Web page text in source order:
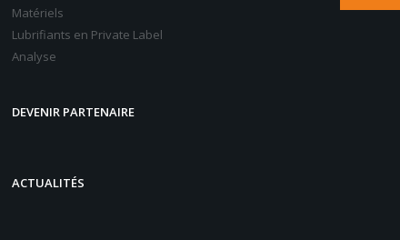
Matériels
Lubrifiants en Private Label
Analyse
DEVENIR PARTENAIRE
ACTUALITÉS